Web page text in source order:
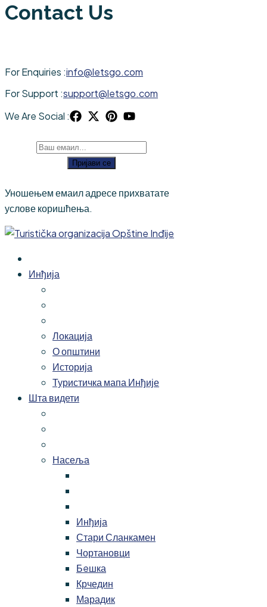
Contact Us
For Enquiries :info@letsgo.com
For Support :support@letsgo.com
We Are Social :
Пријави се
Уношењем емаил адресе прихватате
услове коришћења.
Инђија
Локација
О општини
Историја
Туристичка мапа Инђије
Шта видети
Насеља
Инђија
Стари Сланкамен
Чортановци
Бeшка
Крчедин
Марадик